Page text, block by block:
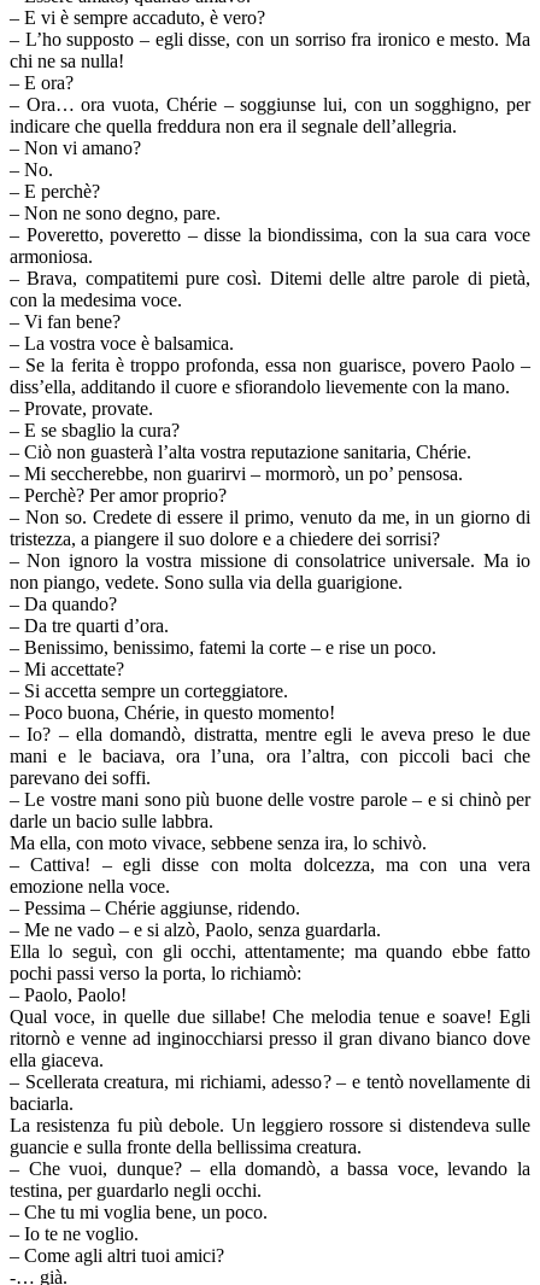
– E vi è sempre accaduto, è vero?
– L’ho supposto – egli disse, con un sorriso fra ironico e mesto. Ma
chi ne sa nulla!
– E ora?
– Ora… ora vuota, Chérie – soggiunse lui, con un sogghigno, per
indicare che quella freddura non era il segnale dell’allegria.
– Non vi amano?
– No.
– E perchè?
– Non ne sono degno, pare.
– Poveretto, poveretto – disse la biondissima, con la sua cara voce
armoniosa.
– Brava, compatitemi pure così. Ditemi delle altre parole di pietà,
con la medesima voce.
– Vi fan bene?
– La vostra voce è balsamica.
– Se la ferita è troppo profonda, essa non guarisce, povero Paolo –
diss’ella, additando il cuore e sfiorandolo lievemente con la mano.
– Provate, provate.
– E se sbaglio la cura?
– Ciò non guasterà l’alta vostra reputazione sanitaria, Chérie.
– Mi seccherebbe, non guarirvi – mormorò, un po’ pensosa.
– Perchè? Per amor proprio?
– Non so. Credete di essere il primo, venuto da me, in un giorno di
tristezza, a piangere il suo dolore e a chiedere dei sorrisi?
– Non ignoro la vostra missione di consolatrice universale. Ma io
non piango, vedete. Sono sulla via della guarigione.
– Da quando?
– Da tre quarti d’ora.
– Benissimo, benissimo, fatemi la corte – e rise un poco.
– Mi accettate?
– Si accetta sempre un corteggiatore.
– Poco buona, Chérie, in questo momento!
– Io? – ella domandò, distratta, mentre egli le aveva preso le due
mani e le baciava, ora l’una, ora l’altra, con piccoli baci che
parevano dei soffi.
– Le vostre mani sono più buone delle vostre parole – e si chinò per
darle un bacio sulle labbra.
Ma ella, con moto vivace, sebbene senza ira, lo schivò.
– Cattiva! – egli disse con molta dolcezza, ma con una vera
emozione nella voce.
– Pessima – Chérie aggiunse, ridendo.
– Me ne vado – e si alzò, Paolo, senza guardarla.
Ella lo seguì, con gli occhi, attentamente; ma quando ebbe fatto
pochi passi verso la porta, lo richiamò:
– Paolo, Paolo!
Qual voce, in quelle due sillabe! Che melodia tenue e soave! Egli
ritornò e venne ad inginocchiarsi presso il gran divano bianco dove
ella giaceva.
– Scellerata creatura, mi richiami, adesso? – e tentò novellamente di
baciarla.
La resistenza fu più debole. Un leggiero rossore si distendeva sulle
guancie e sulla fronte della bellissima creatura.
– Che vuoi, dunque? – ella domandò, a bassa voce, levando la
testina, per guardarlo negli occhi.
– Che tu mi voglia bene, un poco.
– Io te ne voglio.
– Come agli altri tuoi amici?
-… già.